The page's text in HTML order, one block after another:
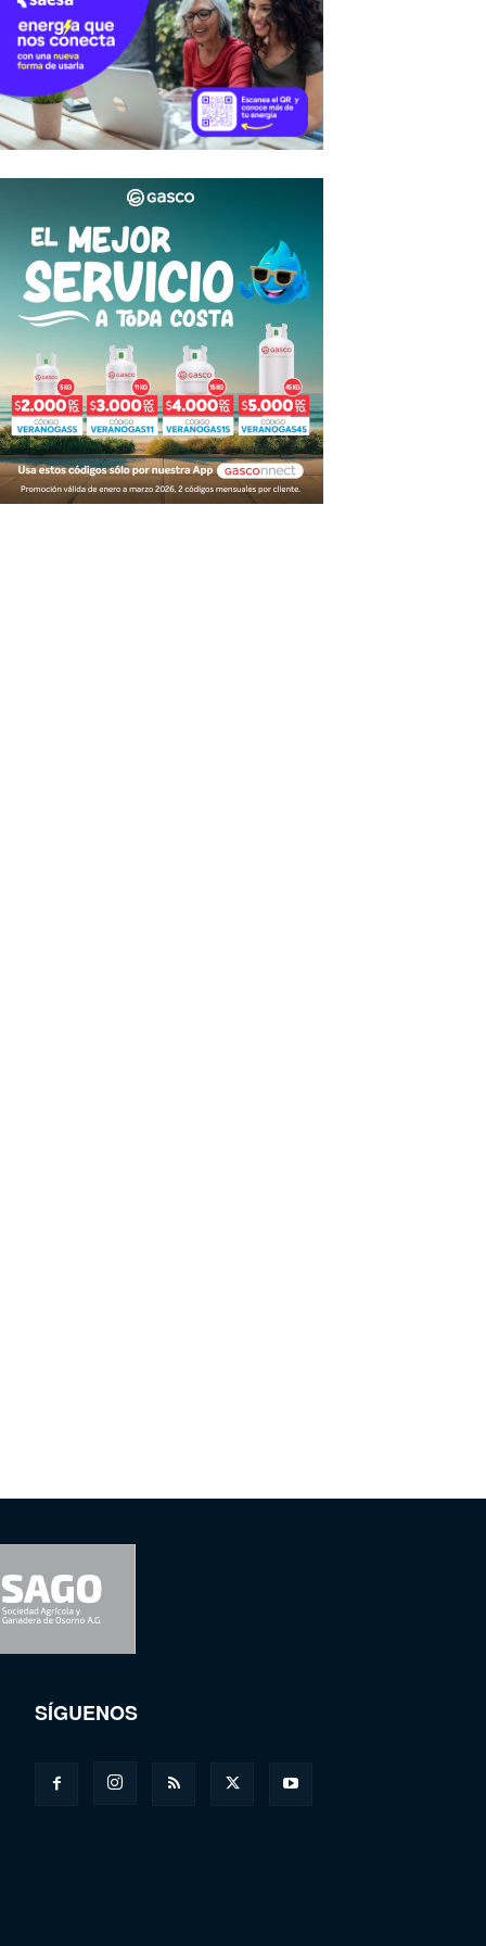
SÍGUENOS